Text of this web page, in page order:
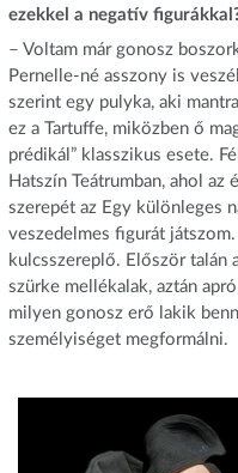
ezekkel a negatív
– Voltam már gonosz
Pernelle-né asszony is
szerint egy pulyka, aki
ez a Tartuffe, miközben ő
prédikál” klasszikus esete.
Hatszín Teátrumban, ahol az
szerepét az Egy különleges
veszedelmes figurát
kulcsszereplő. Először talán
szürke mellékalak, aztán
milyen gonosz erő lakik
személyiséget megformálni.